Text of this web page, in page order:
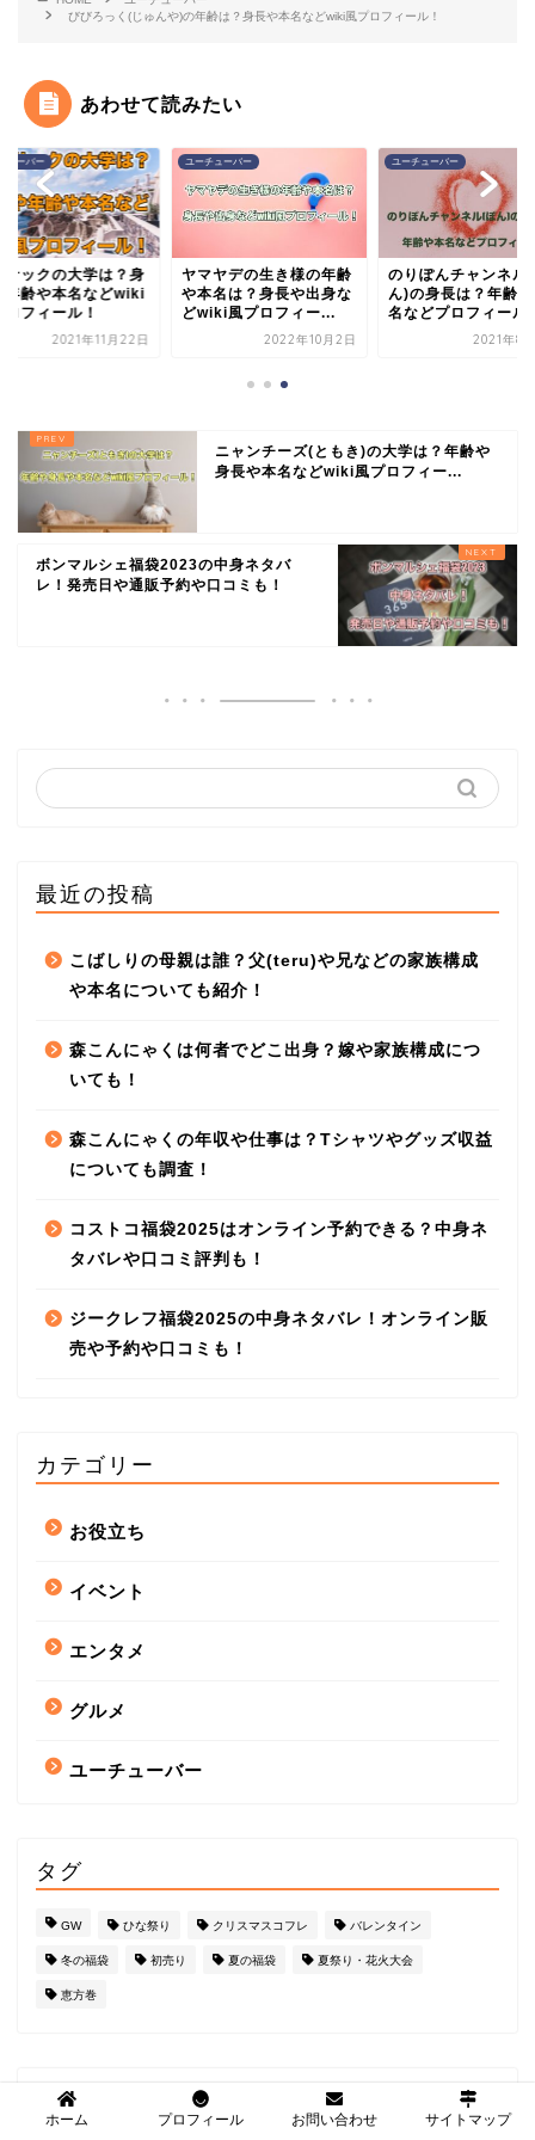
びびろっく(じゅんや)の年齢は？身長や本名などwiki風プロフィール！
あわせて読みたい
ューバー
サックの大学は？身
年齢や本名などwiki
ロフィール！
2021年11月22日
ユーチューバー
ヤマヤデの生き様の年齢
や本名は？身長や出身な
どwiki風プロフィー...
2022年10月2日
ユーチューバー
のりぽんチャンネル
ん)の身長は？年齢
名などプロフィール
2021年8
ニャンチーズ(ともき)の大学は？年齢や
身長や本名などwiki風プロフィー...
ボンマルシェ福袋2023の中身ネタバ
レ！発売日や通販予約や口コミも！
最近の投稿
こばしりの母親は誰？父(teru)や兄などの家族構成
や本名についても紹介！
森こんにゃくは何者でどこ出身？嫁や家族構成につ
いても！
森こんにゃくの年収や仕事は？Tシャツやグッズ収益
についても調査！
コストコ福袋2025はオンライン予約できる？中身ネ
タバレや口コミ評判も！
ジークレフ福袋2025の中身ネタバレ！オンライン販
売や予約や口コミも！
カテゴリー
お役立ち
イベント
エンタメ
グルメ
ユーチューバー
タグ
GW ひな祭り クリスマスコフレ バレンタイン
冬の福袋 初売り 夏の福袋 夏祭り・花火大会
恵方巻
アーカイブ
ホーム プロフィール お問い合わせ サイトマップ